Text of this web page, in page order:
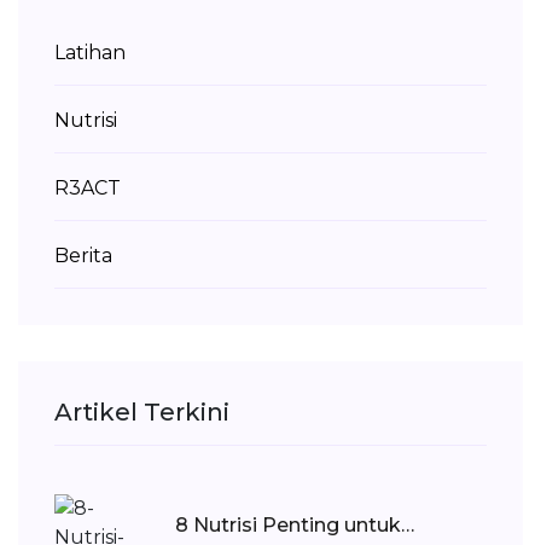
Latihan
Nutrisi
R3ACT
Berita
Artikel Terkini
8 Nutrisi Penting untuk…